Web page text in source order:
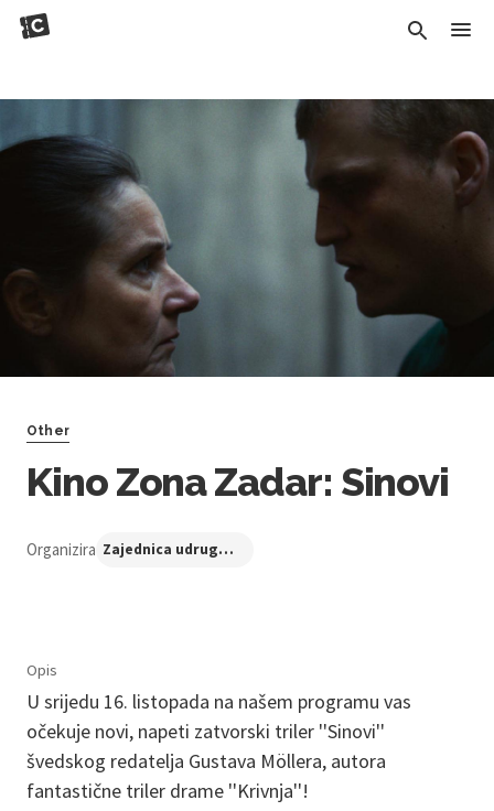
Other
Kino Zona Zadar: Sinovi
Organizira Zajednica udruga Centar nezavisne kulture
Opis
U srijedu 16. listopada na našem programu vas
očekuje novi, napeti zatvorski triler ''Sinovi''
švedskog redatelja Gustava Möllera, autora
fantastične triler drame ''Krivnja''!